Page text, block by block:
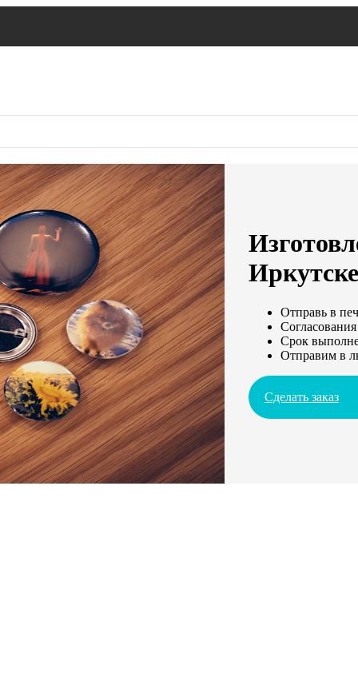
Иркутске
Отправь в
Срок
Отправим в
Сделать заказ